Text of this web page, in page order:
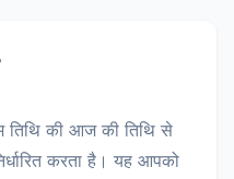
की आज की तिथि से
करता है। यह आपको